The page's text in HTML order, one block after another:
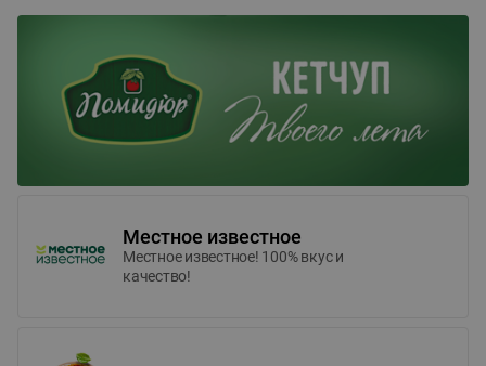
Местное известное
Местное известное! 100% вкус и
качество!